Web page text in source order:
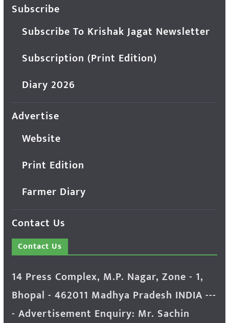
Subscribe
Subscribe To Krishak Jagat Newsletter
Subscription (Print Edition)
Diary 2026
Advertise
Website
Print Edition
Farmer Diary
Contact Us
Contact Us
14 Press Complex, M.P. Nagar, Zone - 1,
Bhopal - 462011 Madhya Pradesh INDIA ---
- Advertisement Enquiry: Mr. Sachin